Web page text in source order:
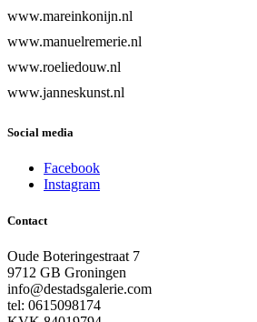
www.mareinkonijn.nl
www.manuelremerie.nl
www.roeliedouw.nl
www.janneskunst.nl
Social media
Facebook
Instagram
Contact
Oude Boteringestraat 7
9712 GB Groningen
info@destadsgalerie.com
tel: 0615098174